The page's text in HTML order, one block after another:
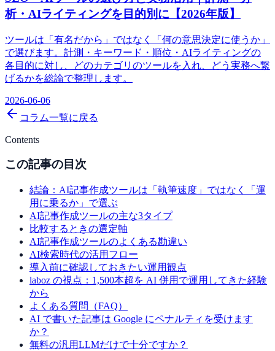
析・AIライティングを目的別に【2026年版】
ツールは「有名だから」ではなく「何の意思決定に使うか」
で選びます。計測・キーワード・順位・AIライティングの
各目的に対し、どのカテゴリのツールを入れ、どう実務へ繋
げるかを総論で整理します。
2026-06-06
コラム一覧に戻る
Contents
この記事の目次
結論：AI記事作成ツールは「執筆速度」ではなく「運
用に乗るか」で選ぶ
AI記事作成ツールの主な3タイプ
比較するときの選定軸
AI記事作成ツールのよくある勘違い
AI検索時代の活用フロー
導入前に確認しておきたい運用観点
laboz の視点：1,500本超を AI 併用で運用してきた経験
から
よくある質問（FAQ）
AI で書いた記事は Google にペナルティを受けます
か？
無料の汎用LLMだけで十分ですか？